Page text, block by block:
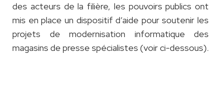
des acteurs de la filière, les pouvoirs publics ont
mis en place un dispositif d’aide pour soutenir les
projets de modernisation informatique des
magasins de presse spécialistes (voir ci-dessous).